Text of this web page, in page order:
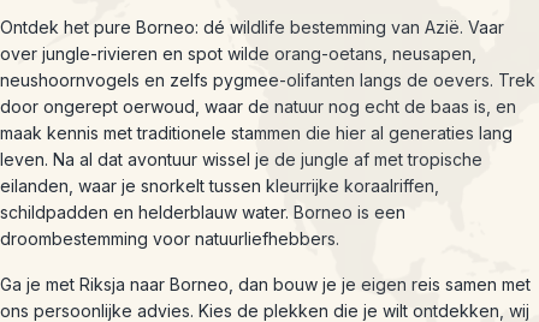
Ontdek het pure Borneo: dé wildlife bestemming van Azië. Vaar
over jungle-rivieren en spot wilde orang-oetans, neusapen,
neushoornvogels en zelfs pygmee-olifanten langs de oevers. Trek
door ongerept oerwoud, waar de natuur nog echt de baas is, en
maak kennis met traditionele stammen die hier al generaties lang
leven. Na al dat avontuur wissel je de jungle af met tropische
eilanden, waar je snorkelt tussen kleurrijke koraalriffen,
schildpadden en helderblauw water. Borneo is een
droombestemming voor natuurliefhebbers.
Ga je met Riksja naar Borneo, dan bouw je je eigen reis samen met
ons persoonlijke advies. Kies de plekken die je wilt ontdekken, wij